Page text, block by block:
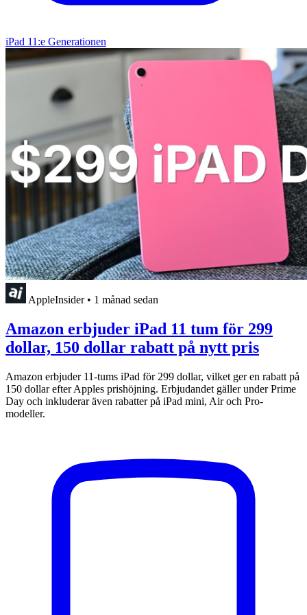
iPad 11:e Generationen
AppleInsider • 1 månad sedan
Amazon erbjuder iPad 11 tum för 299
dollar, 150 dollar rabatt på nytt pris
Amazon erbjuder 11-tums iPad för 299 dollar, vilket ger en rabatt på
150 dollar efter Apples prishöjning. Erbjudandet gäller under Prime
Day och inkluderar även rabatter på iPad mini, Air och Pro-
modeller.